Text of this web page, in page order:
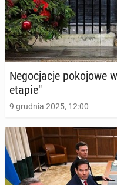
Ne­go­cja­cje po­ko­jo­we
etapie"
9 grudnia 2025, 12:00